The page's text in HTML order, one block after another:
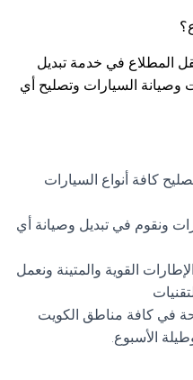
المطلاع في خدمة تبديل
وصيانة السيارات وتصليح أي
كافة أنواع السيارات
ونقوم في تبديل وصيانة أي
القوية والمتينة ونعمل
في كافة مناطق الكويت